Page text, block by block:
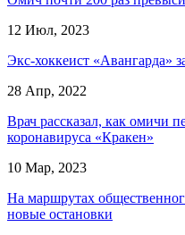
12 Июл, 2023
Экс-хоккеист «Авангарда»
28 Апр, 2022
Врач рассказал, как омичи
коронавируса «Кракен»
10 Мар, 2023
На маршрутах
новые остановки